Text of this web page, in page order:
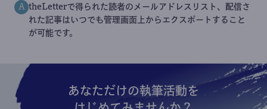
A theLetterで得られた読者のメールアドレスリスト、配信さ
れた記事はいつでも管理画面上からエクスポートすること
が可能です。
あなただけの執筆活動を